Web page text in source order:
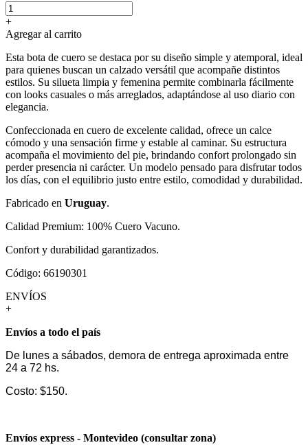
+
Agregar al carrito
Esta bota de cuero se destaca por su diseño simple y atemporal, ideal
para quienes buscan un calzado versátil que acompañe distintos
estilos. Su silueta limpia y femenina permite combinarla fácilmente
con looks casuales o más arreglados, adaptándose al uso diario con
elegancia.
Confeccionada en cuero de excelente calidad, ofrece un calce
cómodo y una sensación firme y estable al caminar. Su estructura
acompaña el movimiento del pie, brindando confort prolongado sin
perder presencia ni carácter. Un modelo pensado para disfrutar todos
los días, con el equilibrio justo entre estilo, comodidad y durabilidad.
Fabricado en Uruguay.
Calidad Premium: 100% Cuero Vacuno.
Confort y durabilidad garantizados.
Código: 66190301
ENVÍOS
+
Envíos a todo el país
De lunes a sábados, demora de entrega aproximada entre
24 a 72 hs.
Costo: $150.
Envíos express - Montevideo (consultar zona)